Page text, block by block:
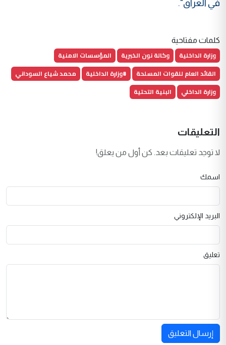
في العراق".
كلمات مفتاحية
وزارة الداخلية وكالة نون الخبرية
المؤسسات الامنية
القائد العام للقوات المسلحة
#وزارة الداخلية
محمد شياع السوداني
وزارة الداخلي
البنية التحتية
التعليقات
لا توجد تعليقات بعد. كن أول من يعلق!
اسمك
البريد الإلكتروني
تعليق
إرسال التعليق